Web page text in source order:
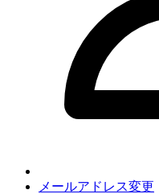
メールアドレス変更